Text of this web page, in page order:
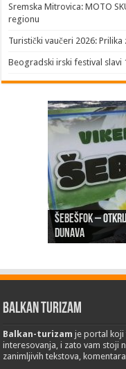
Sremska Mitrovica: MOTO
regionu
Turistički vaučeri 2026:
Beogradski irski festival slavi
Šebešfok –
Dunava
Erdevik:
Pomerena
Sremskoj
Novi Sad: Exit
26. Međunarodni
Balkan Turizam
Balkan-turizam je portal koji
interesovanja, i zato vam stoji
zanimljivih tekstova,